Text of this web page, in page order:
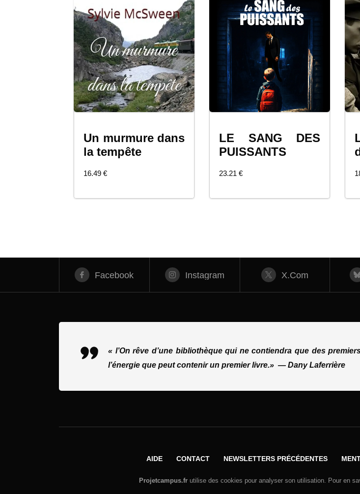
COMMANDER
Un murmure dans
la tempête
16.49 €
COMMANDER
LE SANG DES
PUISSANTS
23.21 €
Facebook Instagram X.com
« l’On rêve d’une bibliothèque qui ne contiendra que des
l’énergie que peut contenir un premier livre.» — Dany Laferrière
AIDE CONTACT NEWSLETTERS PRÉCÉDENTES
Projetcampus.frutilise des cookies pour analyser son utilisation. Pour en